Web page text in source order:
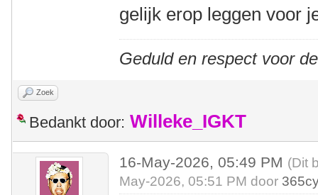
gelijk erop leggen voor
Geduld en respect voor
Zoek
Bedankt door: Willeke_IGKT
16-May-2026, 05:49 PM (Dit
May-2026, 05:51 PM door